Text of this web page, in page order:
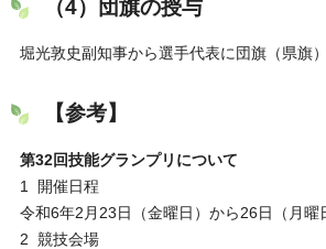
（4）団旗の授与
堀光敦史副知事から選手代表に団旗（県旗
【参考】
第32回技能グランプリについて
1 開催日程
令和6年2月23日（金曜日）から26日（月曜
2 競技会場